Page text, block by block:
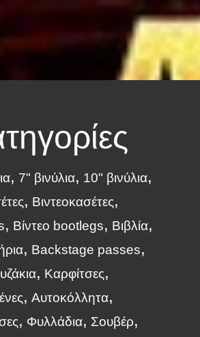
7" βινύλια
10" βινύλια
Βιντεοκασέτες
Βίντεο bootlegs
Βιβλία
Backstage passes
Καρφίτσες
Αυτοκόλλητα
Φυλλάδια
Σουβέρ